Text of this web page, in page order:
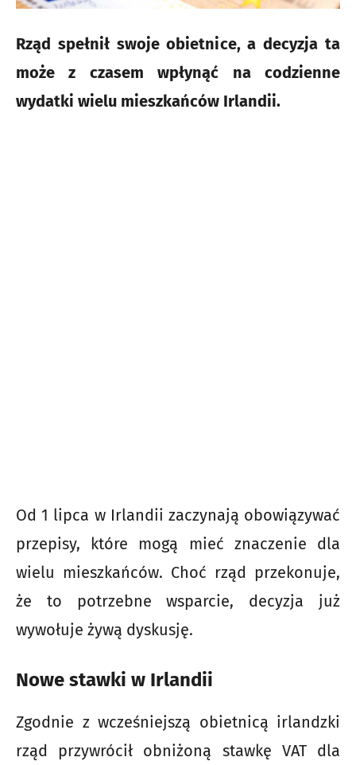
Rząd spełnił swoje obietnice, a decyzja ta
może z czasem wpłynąć na codzienne
wydatki wielu mieszkańców Irlandii.
Od 1 lipca w Irlandii zaczynają obowiązywać
przepisy, które mogą mieć znaczenie dla
wielu mieszkańców. Choć rząd przekonuje,
że to potrzebne wsparcie, decyzja już
wywołuje żywą dyskusję.
Nowe stawki w Irlandii
Zgodnie z wcześniejszą obietnicą irlandzki
rząd przywrócił obniżoną stawkę VAT dla